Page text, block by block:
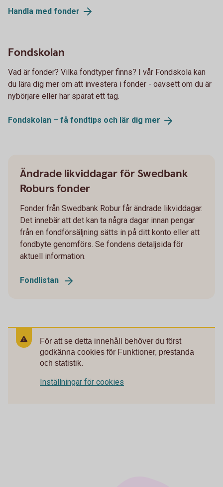
Handla med fonder
Fondskolan
Vad är fonder? Vilka fondtyper finns? I vår Fondskola kan
du lära dig mer om att investera i fonder - oavsett om du är
nybörjare eller har sparat ett tag.
Fondskolan – få fondtips och lär dig mer
Ändrade likviddagar för Swedbank
Roburs fonder
Fonder från Swedbank Robur får ändrade likviddagar.
Det innebär att det kan ta några dagar innan pengar
från en fondförsäljning sätts in på ditt konto eller att
fondbyte genomförs. Se fondens detaljsida för
aktuell information.
Fondlistan
För att se detta innehåll behöver du först
godkänna cookies för Funktioner, prestanda
och statistik.
Inställningar för cookies